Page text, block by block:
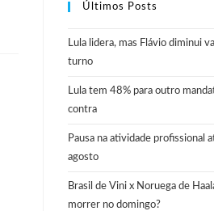
Últimos Posts
Lula lidera, mas Flávio diminui
turno
Lula tem 48% para outro
contra
Pausa na atividade profissional
agosto
Brasil de Vini x Noruega de
morrer no domingo?